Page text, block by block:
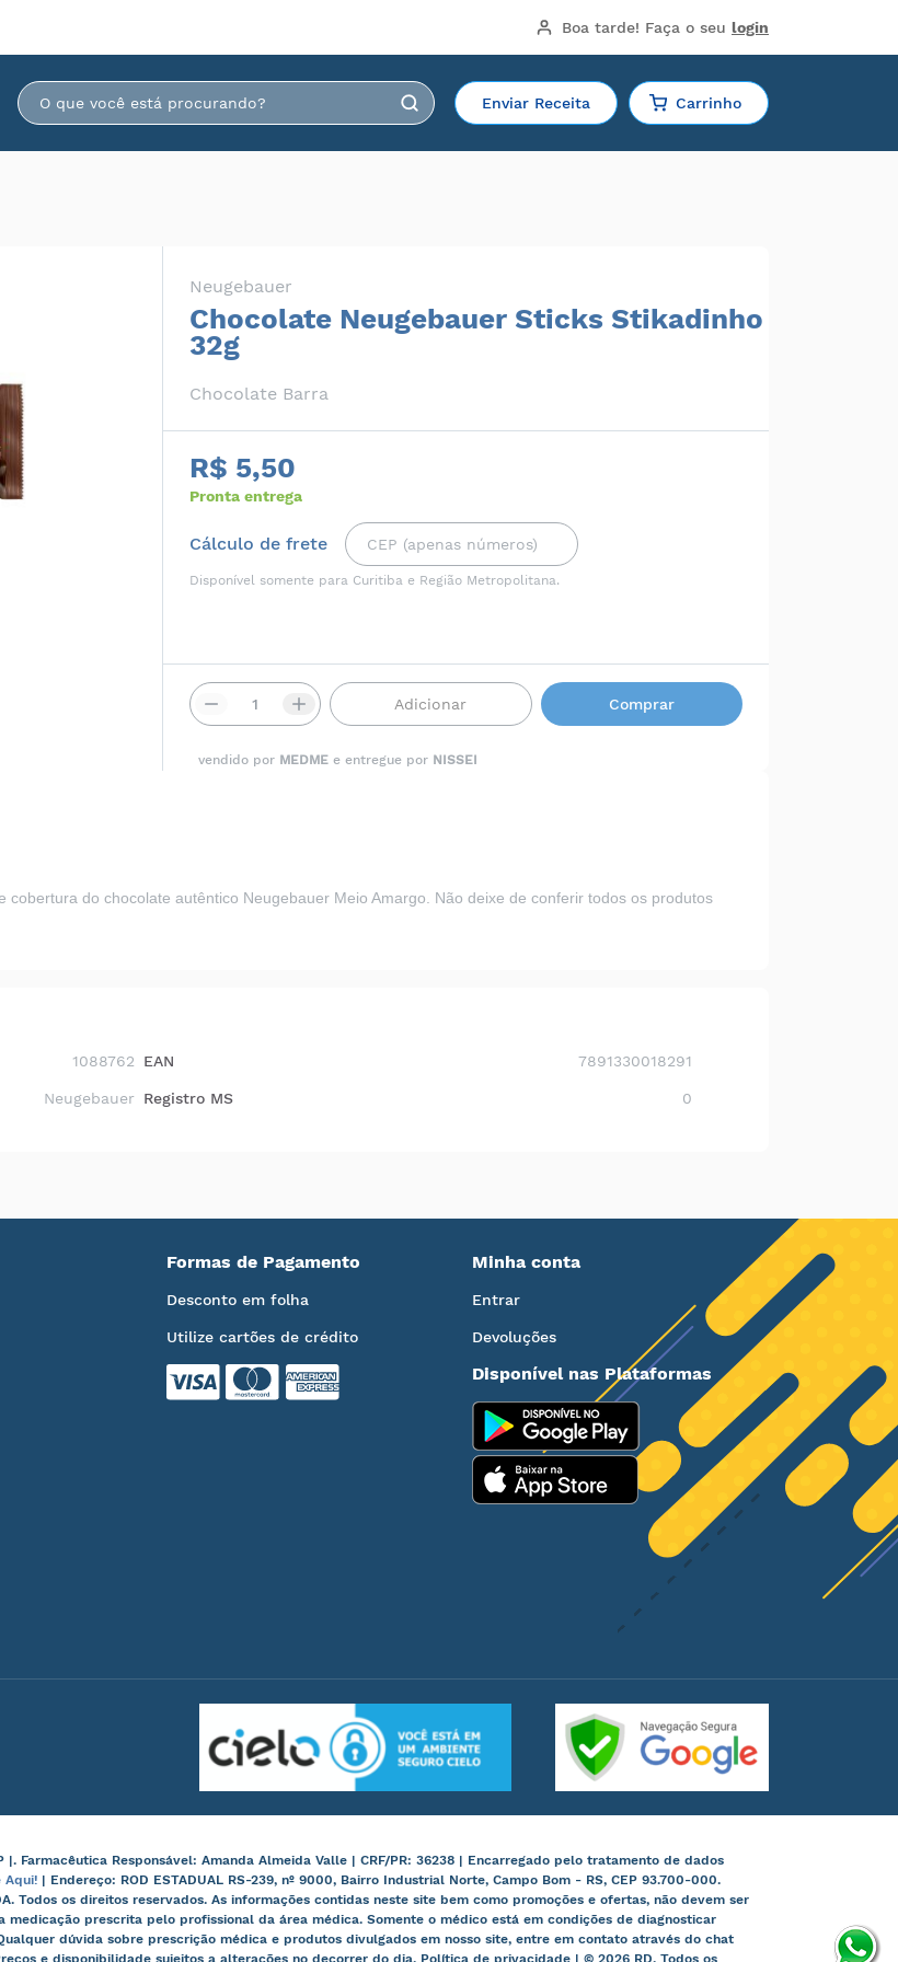
Boa tarde! Faça o seu login
Enviar Receita Carrinho
Neugebauer
Chocolate Neugebauer Sticks Stikadinho
32g
Chocolate Barra
R$ 5,50
Pronta entrega
Cálculo de frete
Disponível somente para Curitiba e Região Metropolitana.
Adicionar Comprar
vendido por MEDME e entregue por NISSEI
do chocolate autêntico Neugebauer Meio Amargo. Não deixe de conferir todos os produtos
1088762 EAN 7891330018291
Neugebauer Registro MS 0
Formas de Pagamento
Desconto em folha
Utilize cartões de crédito
Minha conta
Entrar
Devoluções
Disponível nas Plataformas
|. Farmacêutica Responsável: Amanda Almeida Valle | CRF/PR: 36238 | Encarregado pelo tratamento de dados
Aqui! | Endereço: ROD ESTADUAL RS-239, nº 9000, Bairro Industrial Norte, Campo Bom - RS, CEP 93.700-000.
Todos os direitos reservados. As informações contidas neste site bem como promoções e ofertas, não devem ser
prescrita pelo profissional da área médica. Somente o médico está em condições de diagnosticar
dúvida sobre prescrição médica e produtos divulgados em nosso site, entre em contato através do chat
e disponibilidade sujeitos a alterações no decorrer do dia. Política de privacidade | © 2026 RD. Todos os